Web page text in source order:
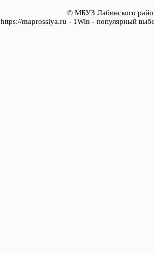
© МБУЗ Лабинского
https://maprossiya.ru - 1Win - популярный